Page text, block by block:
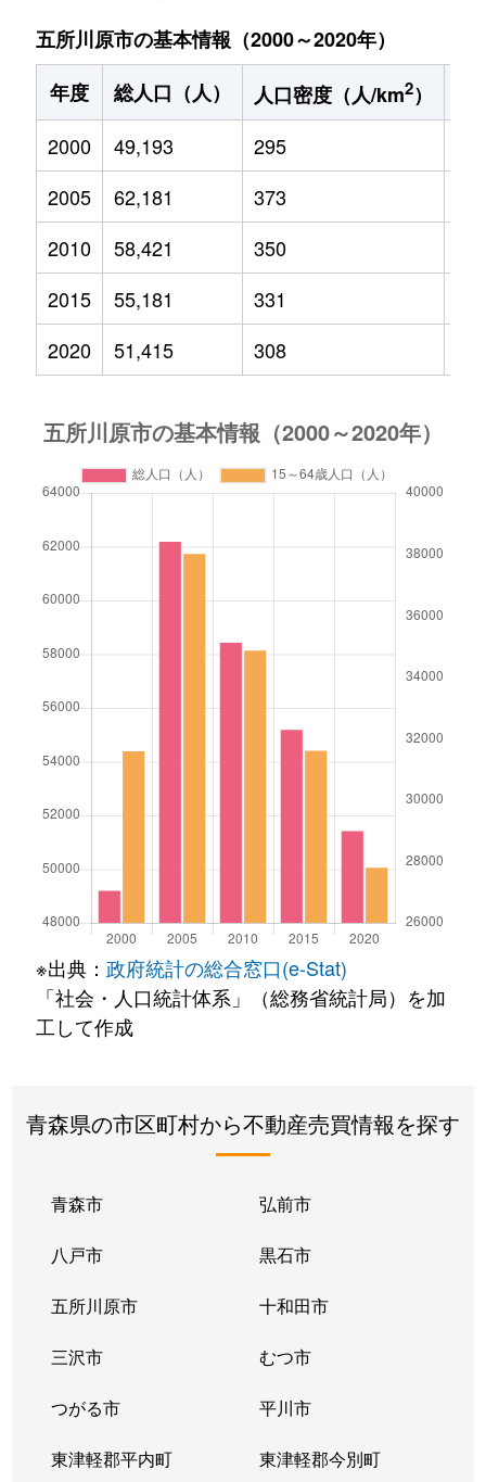
五所川原市の基本情報（2000～2020年）
年度
総人口（人） 人口密度（人/km2）
2000
49,193 295
2005
62,181 373
2010
58,421 350
2015
55,181 331
2020
51,415 308
※出典： 政府統計の総合窓口(e-Stat)
「社会・人口統計体系」（総務省統計局）を加
工して作成
青森県の市区町村から不動産売買情報を探す
青森市 弘前市
八戸市 黒石市
五所川原市 十和田市
三沢市 むつ市
つがる市 平川市
東津軽郡平内町 東津軽郡今別町